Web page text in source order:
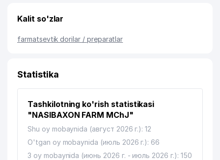
Kalit so'zlar
farmatsevtik dorilar / preparatlar
Statistika
Tashkilotning ko'rish statistikasi
"NASIBAXON FARM MChJ"
Shu oy mobaynida (август 2026 г.): 12
O'tgan oy mobaynida (июль 2026 г.): 66
3 oy mobaynida (июнь 2026 г. - июль 2026 г.): 150